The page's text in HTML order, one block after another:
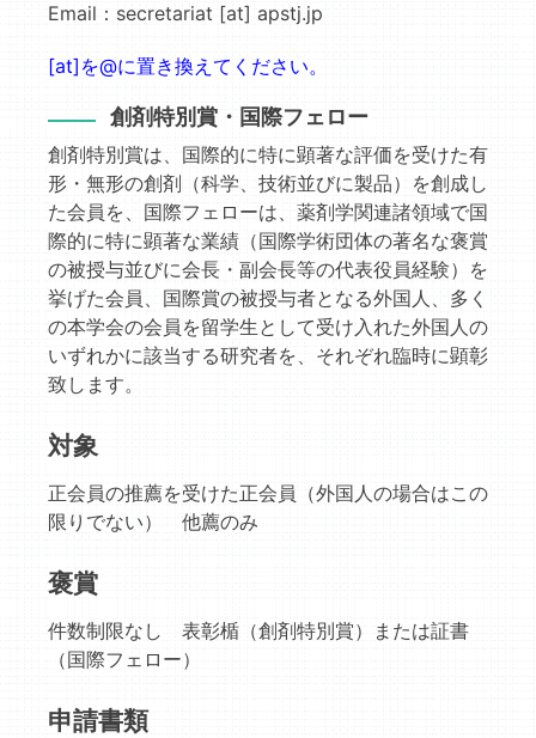
Email：secretariat [at] apstj.jp
[at]を@に置き換えてください。
創剤特別賞・国際フェロー
創剤特別賞は、国際的に特に顕著な評価を受けた有
形・無形の創剤（科学、技術並びに製品）を創成し
た会員を、国際フェローは、薬剤学関連諸領域で国
際的に特に顕著な業績（国際学術団体の著名な褒賞
の被授与並びに会長・副会長等の代表役員経験）を
挙げた会員、国際賞の被授与者となる外国人、多く
の本学会の会員を留学生として受け入れた外国人の
いずれかに該当する研究者を、それぞれ臨時に顕彰
致します。
対象
正会員の推薦を受けた正会員（外国人の場合はこの
限りでない） 他薦のみ
褒賞
件数制限なし 表彰楯（創剤特別賞）または証書
（国際フェロー）
申請書類